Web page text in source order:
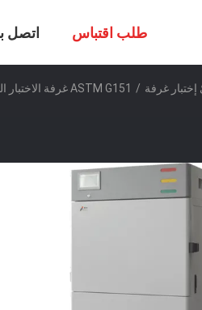
اتصل طلب اقتباس
إختبار غرفة / ASTM G151 غرفة الاختبار البيئي ، مصباح زينون للشيخوخة في الغرفة